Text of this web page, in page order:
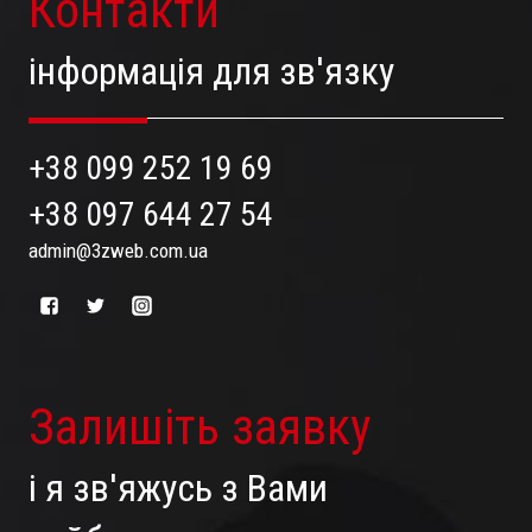
інформація для зв'язку
+38 099 252 19 69
+38 097 644 27 54
admin@3zweb.com.ua
Залишіть заявку
і я зв'яжусь з Вами